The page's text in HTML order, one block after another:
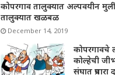
कोपरगाव तालुक्यात अल्पवयीन
तालुक्यात खळबळ
December 14, 2019
कोल्हेची
संघात